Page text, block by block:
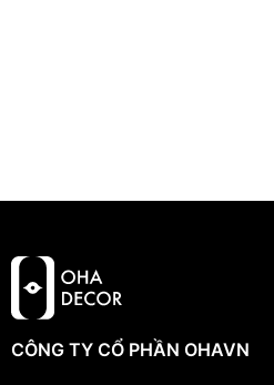
CÔNG TY CỔ PHẦN OHAVN